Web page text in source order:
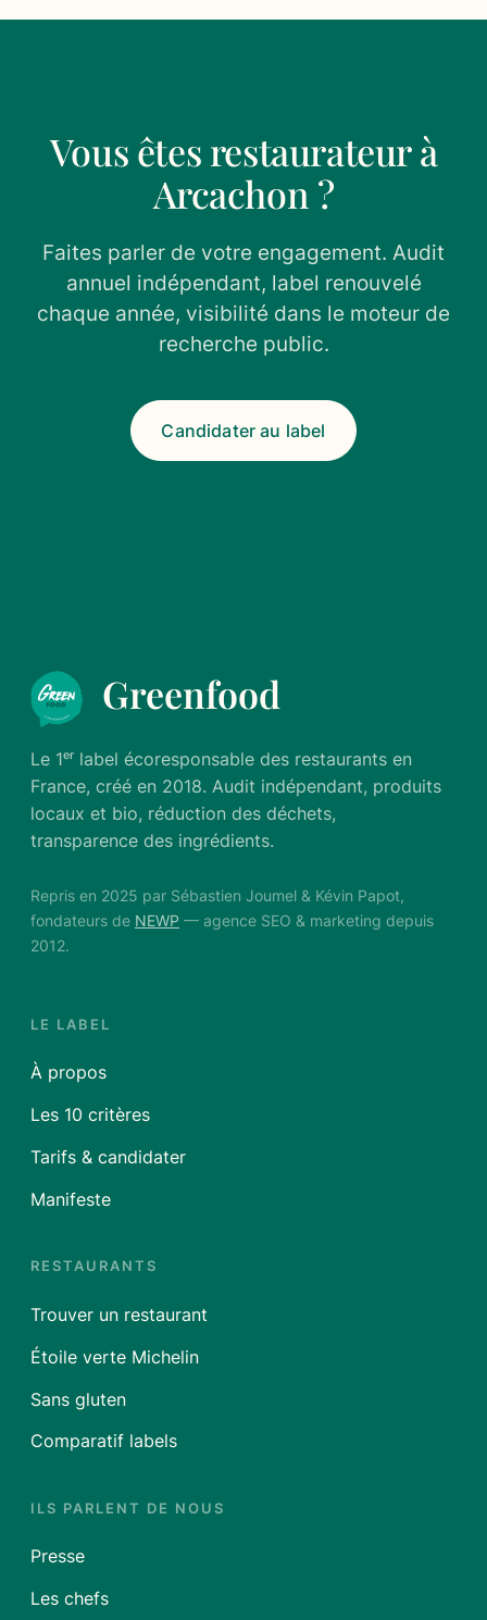
Vous êtes restaurateur à
Arcachon ?
Faites parler de votre engagement. Audit
annuel indépendant, label renouvelé
chaque année, visibilité dans le moteur de
recherche public.
Candidater au label
Greenfood
Le 1ᵉʳ label écoresponsable des restaurants en
France, créé en 2018. Audit indépendant, produits
locaux et bio, réduction des déchets,
transparence des ingrédients.
Repris en 2025 par Sébastien Joumel & Kévin Papot,
fondateurs de NEWP — agence SEO & marketing depuis
2012.
LE LABEL
À propos
Les 10 critères
Tarifs & candidater
Manifeste
RESTAURANTS
Trouver un restaurant
Étoile verte Michelin
Sans gluten
Comparatif labels
ILS PARLENT DE NOUS
Presse
Les chefs